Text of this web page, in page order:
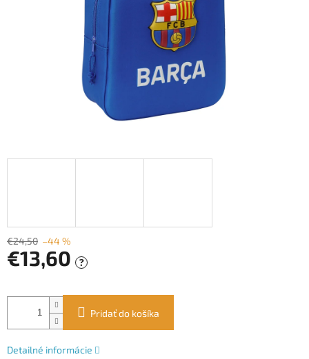
€24,50 –44 %
€13,60 ?
cena:
Pridať do košíka
Detailné informácie